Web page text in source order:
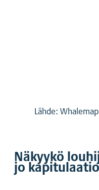
Lähde: Whalemap
Näkyykö
jo